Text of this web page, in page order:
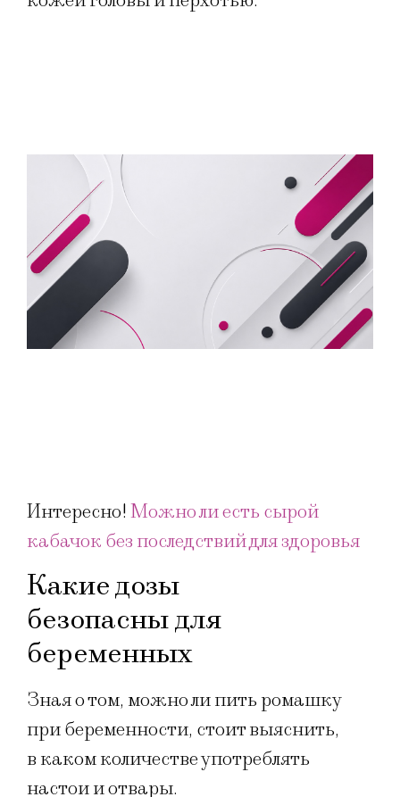
Интересно!Можно ли есть сырой
кабачок без последствий для здоровья
Какие дозы
безопасны для
беременных
Зная о том, можно ли пить ромашку
при беременности, стоит выяснить,
в каком количестве употреблять
настои и отвары.